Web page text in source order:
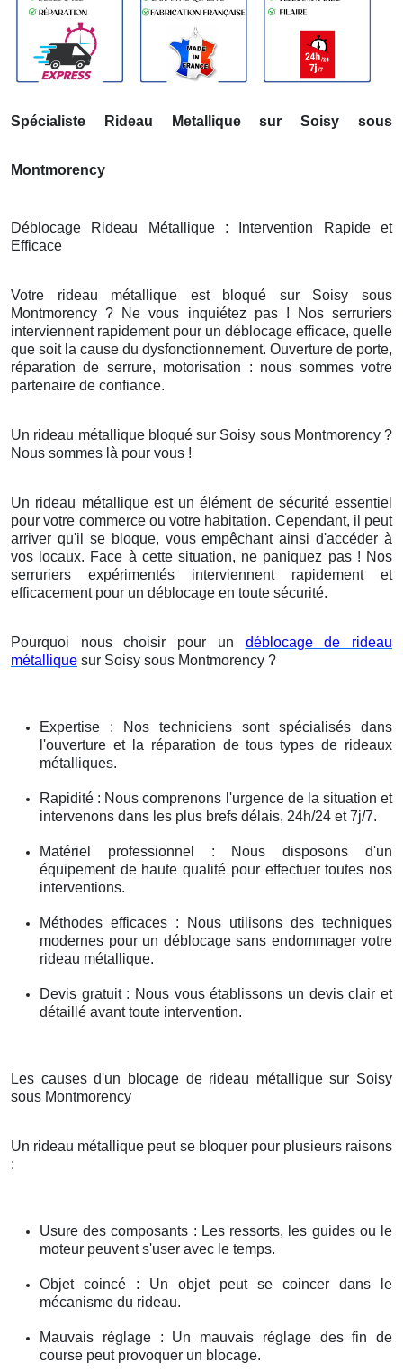
Spécialiste Rideau Metallique sur Soisy sous
Montmorency
Déblocage Rideau Métallique : Intervention Rapide et
Efficace
Votre rideau métallique est bloqué sur Soisy sous
Montmorency ? Ne vous inquiétez pas ! Nos serruriers
interviennent rapidement pour un déblocage efficace, quelle
que soit la cause du dysfonctionnement. Ouverture de porte,
réparation de serrure, motorisation : nous sommes votre
partenaire de confiance.
Un rideau métallique bloqué sur Soisy sous Montmorency ?
Nous sommes là pour vous !
Un rideau métallique est un élément de sécurité essentiel
pour votre commerce ou votre habitation. Cependant, il peut
arriver qu'il se bloque, vous empêchant ainsi d'accéder à
vos locaux. Face à cette situation, ne paniquez pas ! Nos
serruriers expérimentés interviennent rapidement et
efficacement pour un déblocage en toute sécurité.
Pourquoi nous choisir pour un déblocage de rideau
métallique sur Soisy sous Montmorency ?
Expertise : Nos techniciens sont spécialisés dans
l'ouverture et la réparation de tous types de rideaux
métalliques.
Rapidité : Nous comprenons l'urgence de la situation et
intervenons dans les plus brefs délais, 24h/24 et 7j/7.
Matériel professionnel : Nous disposons d'un
équipement de haute qualité pour effectuer toutes nos
interventions.
Méthodes efficaces : Nous utilisons des techniques
modernes pour un déblocage sans endommager votre
rideau métallique.
Devis gratuit : Nous vous établissons un devis clair et
détaillé avant toute intervention.
Les causes d'un blocage de rideau métallique sur Soisy
sous Montmorency
Un rideau métallique peut se bloquer pour plusieurs raisons
:
Usure des composants : Les ressorts, les guides ou le
moteur peuvent s'user avec le temps.
Objet coincé : Un objet peut se coincer dans le
mécanisme du rideau.
Mauvais réglage : Un mauvais réglage des fin de
course peut provoquer un blocage.